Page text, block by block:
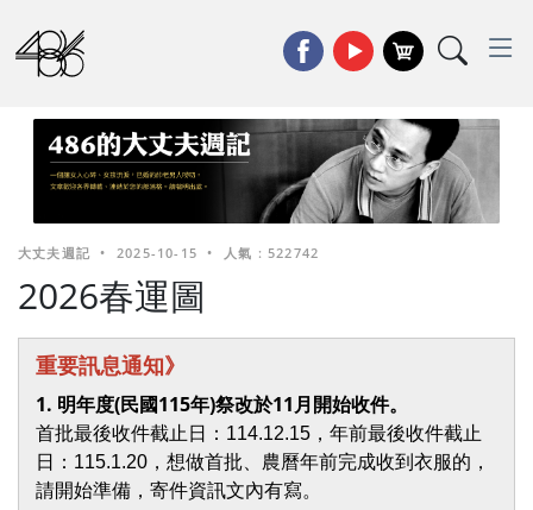
大丈夫週記 • 2025-10-15 • 人氣 : 522742
2026春運圖
重要訊息通知》
1. 明年度(民國115年)祭改於11月開始收件。
首批最後收件截止日：114.12.15，年前最後收件截止
日：115.1.20，想做首批、農曆年前完成收到衣服的，
請開始準備，寄件資訊文內有寫。